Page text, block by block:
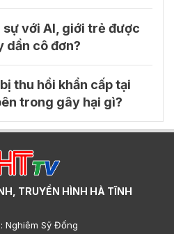
sự với Al, giới trẻ được
dần cô đơn?
thu hồi khẩn cấp tại
trong gây hại gì?
TRUYỀN HÌNH HÀ TĨNH
Nghiêm Sỹ Đống